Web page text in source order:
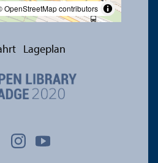
OpenStreetMap contributors
Lageplan